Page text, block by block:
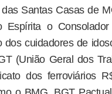
Santas Casas de
Espírita o
dos cuidadores de
(União Geral dos
dos ferroviários